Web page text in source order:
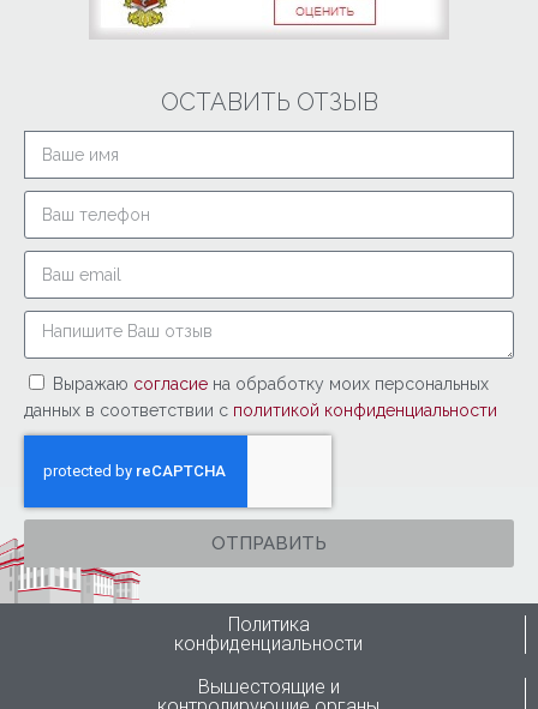
ОСТАВИТЬ ОТЗЫВ
Выражаю согласие на обработку моих персональных
данных в соответствии с политикой конфиденциальности
ОТПРАВИТЬ
Политика
конфиденциальности
Вышестоящие и